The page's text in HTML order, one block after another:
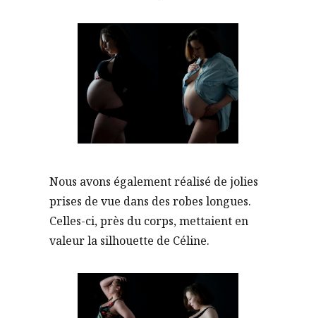
Nous avons également réalisé de jolies
prises de vue dans des robes longues.
Celles-ci, près du corps, mettaient en
valeur la silhouette de Céline.